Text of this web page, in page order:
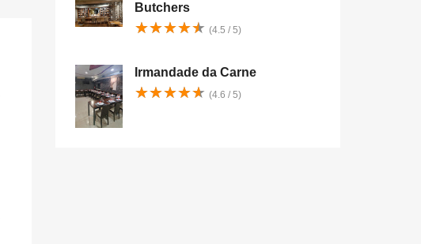
Butchers
★★★★★
★★★★★ (4.5 / 5)
Irmandade da Carne
★★★★★
★★★★★ (4.6 / 5)